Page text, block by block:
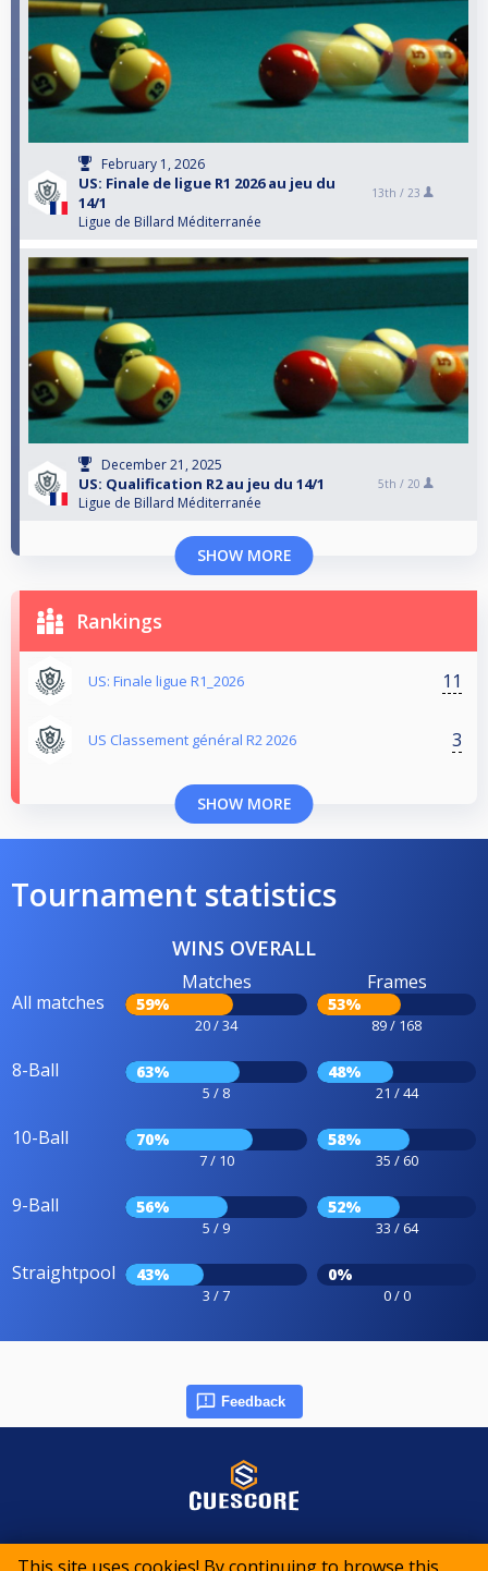
February 1, 2026
US: Finale de ligue R1 2026 au jeu du
14/1
Ligue de Billard Méditerranée
13th / 23
December 21, 2025
US: Qualification R2 au jeu du 14/1
Ligue de Billard Méditerranée
5th / 20
SHOW MORE
Rankings
US: Finale ligue R1_2026 11
US Classement général R2 2026 3
SHOW MORE
Tournament statistics
WINS OVERALL
All matches
Matches
59%
20 / 34
Frames
53%
89 / 168
8-Ball 63%
5 / 8
48%
21 / 44
10-Ball 70%
7 / 10
58%
35 / 60
9-Ball 56%
5 / 9
52%
33 / 64
Straightpool 43%
3 / 7
0%
0 / 0
Feedback
© 2015-2026 CueScore International